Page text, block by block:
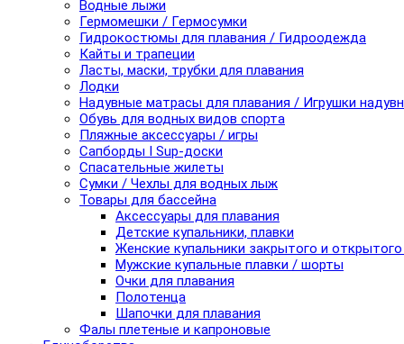
Водные лыжи
Гермомешки / Гермосумки
Гидрокостюмы для плавания / Гидроодежда
Кайты и трапеции
Ласты, маски, трубки для плавания
Лодки
Надувные матрасы для плавания / Игрушки
Обувь для водных видов спорта
Пляжные аксессуары / игры
Сапборды I Sup-доски
Спасательные жилеты
Сумки / Чехлы для водных лыж
Товары для бассейна
Аксессуары для плавания
Детские купальники, плавки
Женские купальники закрытого и
Мужские купальные плавки / шорты
Очки для плавания
Полотенца
Шапочки для плавания
Фалы плетеные и капроновые